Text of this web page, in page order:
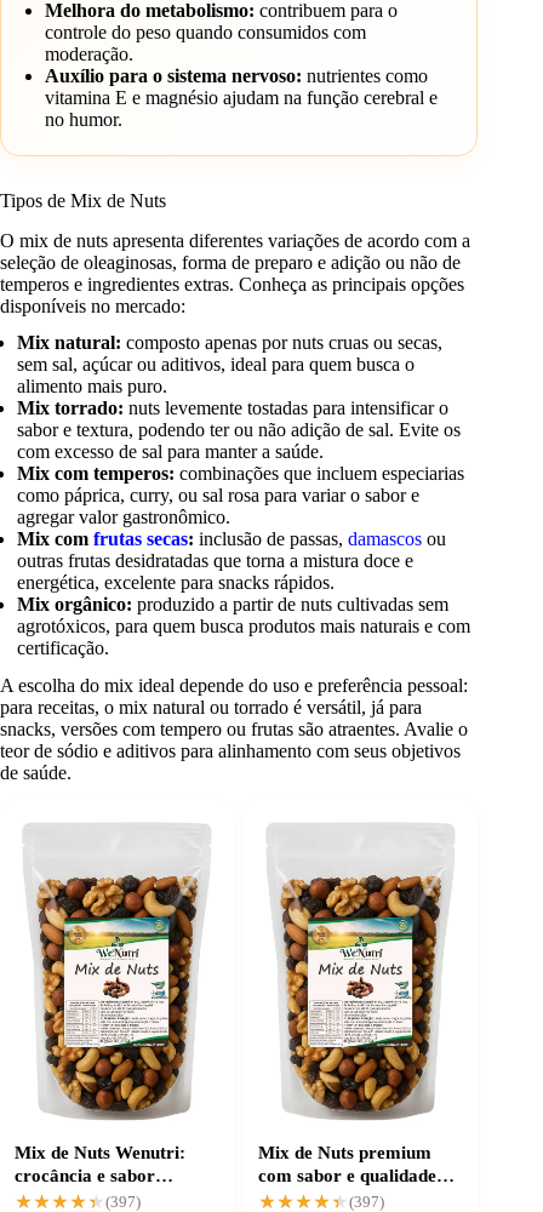
Melhora do metabolismo: contribuem para o
controle do peso quando consumidos com
moderação.
Auxílio para o sistema nervoso: nutrientes como
vitamina E e magnésio ajudam na função cerebral e
no humor.
Tipos de Mix de Nuts
O mix de nuts apresenta diferentes variações de acordo com a
seleção de oleaginosas, forma de preparo e adição ou não de
temperos e ingredientes extras. Conheça as principais opções
disponíveis no mercado:
Mix natural: composto apenas por nuts cruas ou secas,
sem sal, açúcar ou aditivos, ideal para quem busca o
alimento mais puro.
Mix torrado: nuts levemente tostadas para intensificar o
sabor e textura, podendo ter ou não adição de sal. Evite os
com excesso de sal para manter a saúde.
Mix com temperos: combinações que incluem especiarias
como páprica, curry, ou sal rosa para variar o sabor e
agregar valor gastronômico.
Mix comfrutas secas: inclusão de passas,damascos ou
outras frutas desidratadas que torna a mistura doce e
energética, excelente para snacks rápidos.
Mix orgânico: produzido a partir de nuts cultivadas sem
agrotóxicos, para quem busca produtos mais naturais e com
certificação.
A escolha do mix ideal depende do uso e preferência pessoal:
para receitas, o mix natural ou torrado é versátil, já para
snacks, versões com tempero ou frutas são atraentes. Avalie o
teor de sódio e aditivos para alinhamento com seus objetivos
de saúde.
Mix de Nuts Wenutri:
crocância e sabor
variados 500g
★★★★★
★★★★★ (397)
Mix de Nuts premium
com sabor e qualidade
garantidos
★★★★★
★★★★★(397)